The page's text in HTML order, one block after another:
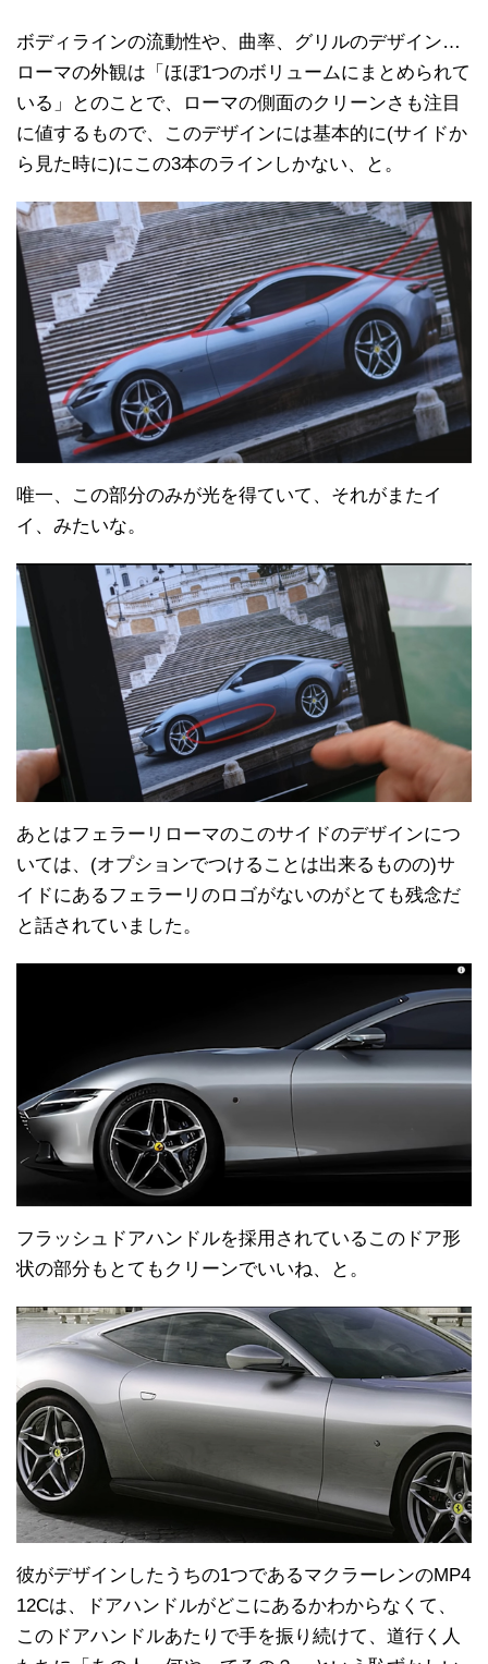
ボディラインの流動性や、曲率、グリルのデザイン…
ローマの外観は「ほぼ1つのボリュームにまとめられて
いる」とのことで、ローマの側面のクリーンさも注目
に値するもので、このデザインには基本的に(サイドか
ら見た時に)にこの3本のラインしかない、と。
唯一、この部分のみが光を得ていて、それがまたイ
イ、みたいな。
あとはフェラーリローマのこのサイドのデザインにつ
いては、(オプションでつけることは出来るものの)サ
イドにあるフェラーリのロゴがないのがとても残念だ
と話されていました。
フラッシュドアハンドルを採用されているこのドア形
状の部分もとてもクリーンでいいね、と。
彼がデザインしたうちの1つであるマクラーレンのMP4
12Cは、ドアハンドルがどこにあるかわからなくて、
このドアハンドルあたりで手を振り続けて、道行く人